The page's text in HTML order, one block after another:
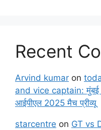
Recent
Arvind kumar on
and vice captain: मुंबई
आईपीएल 2025 मैच प्रीव्यू
starcentre on GT vs